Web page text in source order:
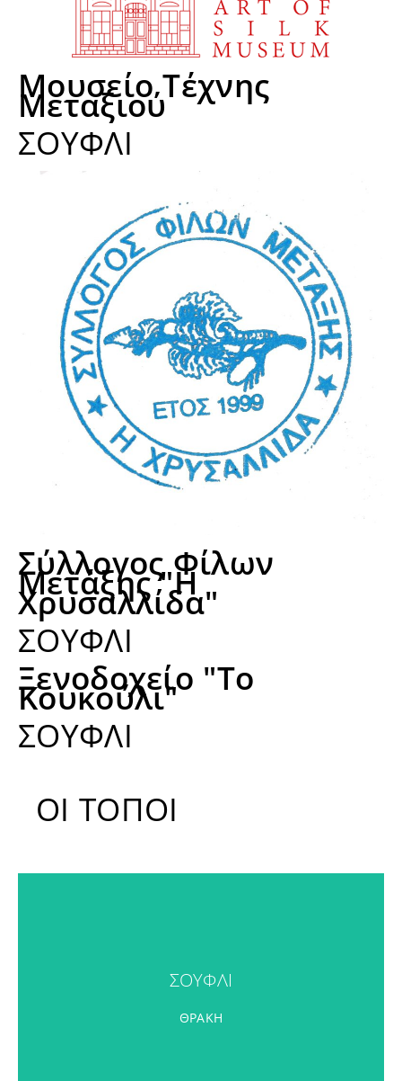
Μουσείο Τέχνης
Μεταξιού
ΣΟΥΦΛΙ
Σύλλογος Φίλων
Μετάξης "Η
Χρυσαλλίδα"
ΣΟΥΦΛΙ
Ξενοδοχείο "Το
Κουκούλι"
ΣΟΥΦΛΙ
ΟΙ ΤΟΠΟΙ
ΣΟΥΦΛΙ
ΘΡΑΚΗ
ΠΕΡΙΣΣΟΤΕΡΑ